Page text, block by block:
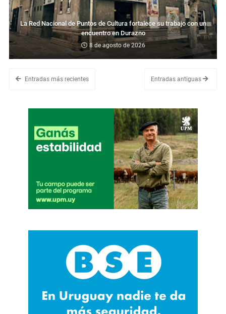
La Red Nacional de Puntos de Cultura fortalece su trabajo con un
encuentro en Durazno
8 de agosto de 2026
Entradas más recientes Entradas antiguas